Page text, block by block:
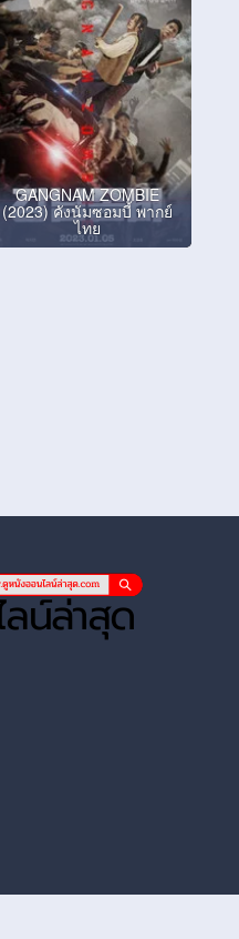
GANGNAM ZOMBIE
(2023) คังนัมซอมบี้ พากย์
ไทย